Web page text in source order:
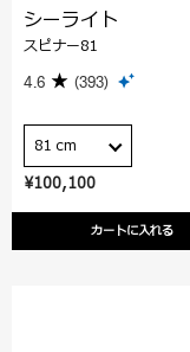
¥100,100
カートに入れる
シーライト
スピナー81
4.6 (393)
81 cm